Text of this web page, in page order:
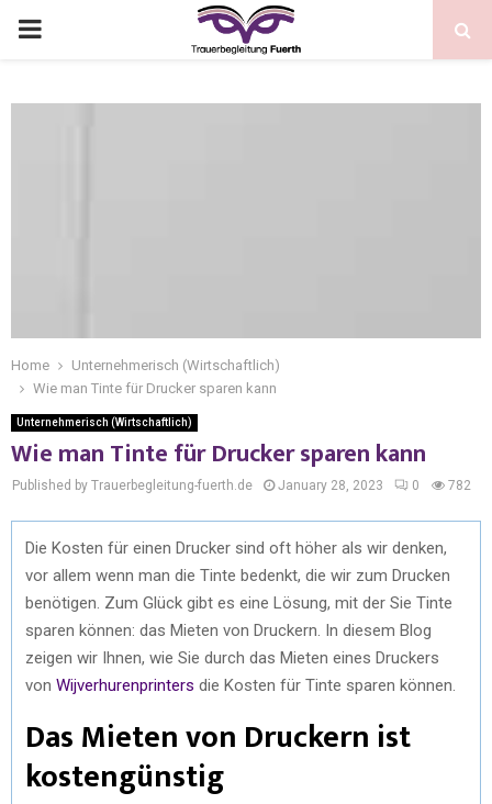
Home
Unternehmerisch (Wirtschaftlich)
Wie man Tinte für Drucker sparen kann
Unternehmerisch (Wirtschaftlich)
Wie man Tinte für Drucker sparen kann
Published by Trauerbegleitung-fuerth.de January 28, 2023 0 782
Die Kosten für einen Drucker sind oft höher als wir denken,
vor allem wenn man die Tinte bedenkt, die wir zum Drucken
benötigen. Zum Glück gibt es eine Lösung, mit der Sie Tinte
sparen können: das Mieten von Druckern. In diesem Blog
zeigen wir Ihnen, wie Sie durch das Mieten eines Druckers
von Wijverhurenprinters die Kosten für Tinte sparen können.
Das Mieten von Druckern ist
kostengünstig